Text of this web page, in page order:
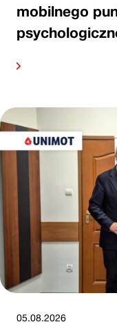
mobilnego
05.08.2026